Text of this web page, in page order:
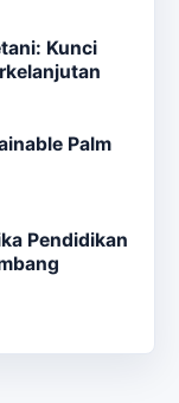
Kunci
Palm
Pendidikan